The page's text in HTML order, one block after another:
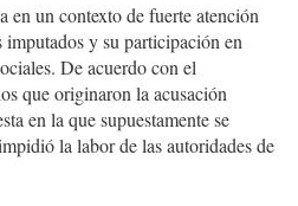
en un contexto de fuerte atención
y su participación en
De acuerdo con el
que originaron la acusación
en la que supuestamente se
la labor de las autoridades de